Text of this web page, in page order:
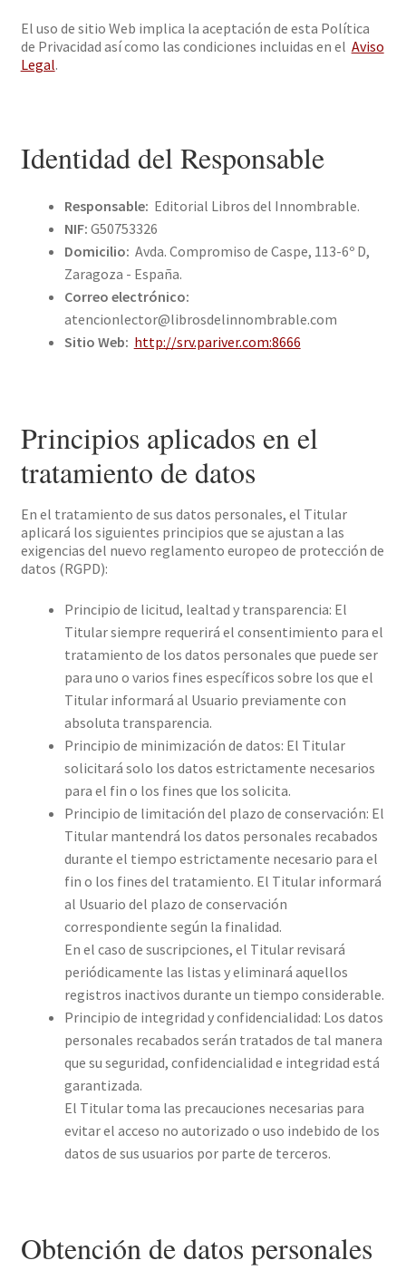
El uso de sitio Web implica la aceptación de esta Política
de Privacidad así como las condiciones incluidas en el Aviso
Legal.
Identidad del Responsable
Responsable: Editorial Libros del Innombrable.
NIF: G50753326
Domicilio: Avda. Compromiso de Caspe, 113-6º D,
Zaragoza - España.
Correo electrónico:
atencionlector@librosdelinnombrable.com
Sitio Web: http://srv.pariver.com:8666
Principios aplicados en el
tratamiento de datos
En el tratamiento de sus datos personales, el Titular
aplicará los siguientes principios que se ajustan a las
exigencias del nuevo reglamento europeo de protección de
datos (RGPD):
Principio de licitud, lealtad y transparencia: El
Titular siempre requerirá el consentimiento para el
tratamiento de los datos personales que puede ser
para uno o varios fines específicos sobre los que el
Titular informará al Usuario previamente con
absoluta transparencia.
Principio de minimización de datos: El Titular
solicitará solo los datos estrictamente necesarios
para el fin o los fines que los solicita.
Principio de limitación del plazo de conservación: El
Titular mantendrá los datos personales recabados
durante el tiempo estrictamente necesario para el
fin o los fines del tratamiento. El Titular informará
al Usuario del plazo de conservación
correspondiente según la finalidad.
En el caso de suscripciones, el Titular revisará
periódicamente las listas y eliminará aquellos
registros inactivos durante un tiempo considerable.
Principio de integridad y confidencialidad: Los datos
personales recabados serán tratados de tal manera
que su seguridad, confidencialidad e integridad está
garantizada.
El Titular toma las precauciones necesarias para
evitar el acceso no autorizado o uso indebido de los
datos de sus usuarios por parte de terceros.
Obtención de datos personales